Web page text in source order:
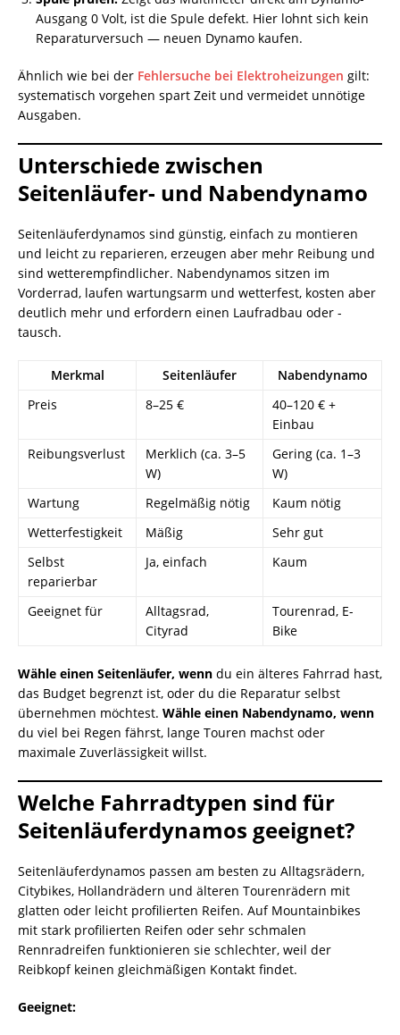
Ausgang 0 Volt, ist die Spule defekt. Hier lohnt sich kein
Reparaturversuch — neuen Dynamo kaufen.
Ähnlich wie bei der Fehlersuche bei Elektroheizungen gilt:
systematisch vorgehen spart Zeit und vermeidet unnötige
Ausgaben.
Unterschiede zwischen
Seitenläufer- und Nabendynamo
Seitenläuferdynamos sind günstig, einfach zu montieren
und leicht zu reparieren, erzeugen aber mehr Reibung und
sind wetterempfindlicher. Nabendynamos sitzen im
Vorderrad, laufen wartungsarm und wetterfest, kosten aber
deutlich mehr und erfordern einen Laufradbau oder -
tausch.
Merkmal Seitenläufer
Nabendynamo
Preis
8–25 €
40–120 € +
Einbau
Reibungsverlust
Merklich (ca. 3–5
W)
Gering (ca. 1–3
W)
Wartung
Regelmäßig nötig
Kaum nötig
Wetterfestigkeit
Mäßig
Sehr gut
Selbst
reparierbar
Ja, einfach Kaum
Geeignet für
Alltagsrad,
Cityrad
Tourenrad, E-
Bike
Wähle einen Seitenläufer, wenn du ein älteres Fahrrad hast,
das Budget begrenzt ist, oder du die Reparatur selbst
übernehmen möchtest. Wähle einen Nabendynamo, wenn
du viel bei Regen fährst, lange Touren machst oder
maximale Zuverlässigkeit willst.
Welche Fahrradtypen sind für
Seitenläuferdynamos geeignet?
Seitenläuferdynamos passen am besten zu Alltagsrädern,
Citybikes, Hollandrädern und älteren Tourenrädern mit
glatten oder leicht profilierten Reifen. Auf Mountainbikes
mit stark profilierten Reifen oder sehr schmalen
Rennradreifen funktionieren sie schlechter, weil der
Reibkopf keinen gleichmäßigen Kontakt findet.
Geeignet: